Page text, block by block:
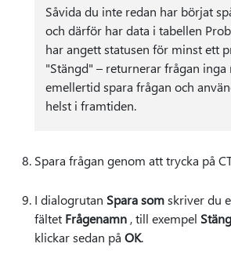
Såvida du inte redan har börjat
och därför har data i tabellen
har angett statusen för minst ett
"Stängd" – returnerar frågan inga
emellertid spara frågan och
helst i framtiden.
Spara frågan genom att trycka på
I dialogrutan Spara somskriver du
fältet Frågenamn , till exempel
klickar sedan på OK.